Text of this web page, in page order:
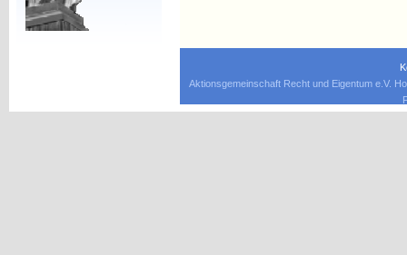
Aktionsgemeinschaft Recht und Eigentum e.V.